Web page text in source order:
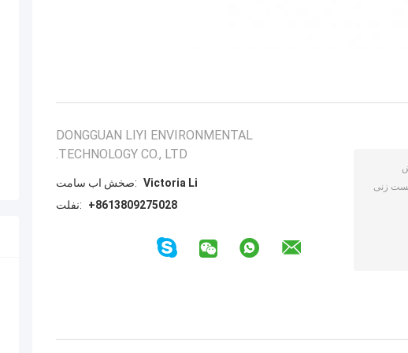
DONGGUAN LIYI ENVIRONMENTAL
TECHNOLOGY CO., LTD.
تماس با شخص: Victoria Li
تلفن:
+8613809275028